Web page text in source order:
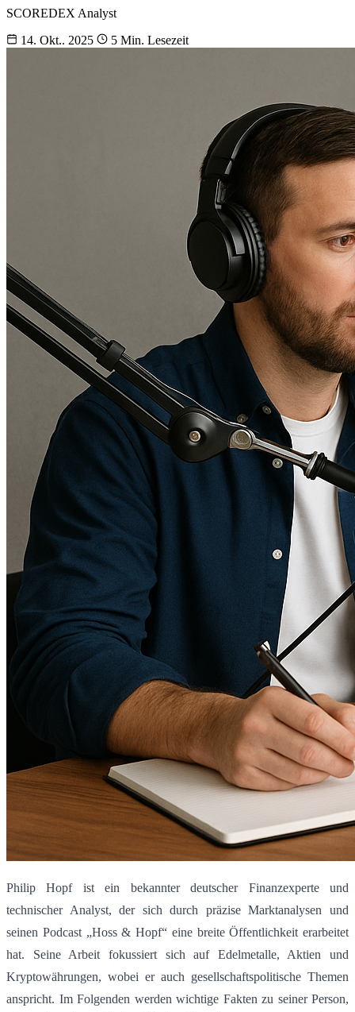
SCOREDEX Analyst
14. Okt.. 2025
5 Min. Lesezeit
Philip Hopf ist ein bekannter deutscher Finanzexperte und
technischer Analyst, der sich durch präzise Marktanalysen und
seinen Podcast „Hoss & Hopf“ eine breite Öffentlichkeit erarbeitet
hat. Seine Arbeit fokussiert sich auf Edelmetalle, Aktien und
Kryptowährungen, wobei er auch gesellschaftspolitische Themen
anspricht. Im Folgenden werden wichtige Fakten zu seiner Person,